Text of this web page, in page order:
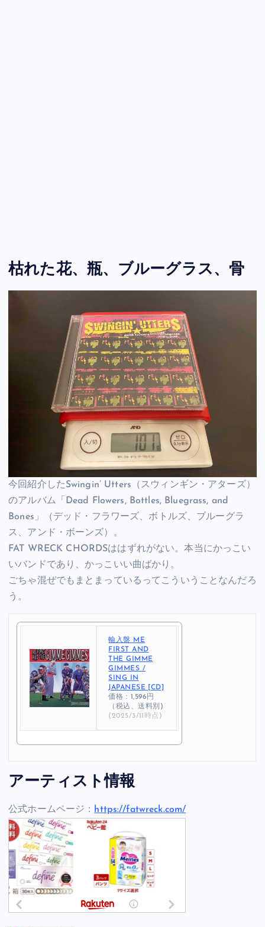
枯れた花、瓶、ブルーグラス、骨
今回紹介したSwingin’ Utters（スウィンギン・アターズ）
のアルバム「Dead Flowers, Bottles, Bluegrass, and
Bones」（デッド・フラワーズ、ボトルズ、ブルーグラ
ス、アンド・ボーンズ）。
FAT WRECK CHORDSははずれがない。本当にかっこい
いバンドであり、かっこいい曲ばかり。
ごちゃ混ぜでもまとまっているってこういうことなんだろ
う。
輸入盤 ME
FIRST AND
THE GIMME
GIMMES /
SING IN
JAPANESE [CD]
価格：1,596円
（税込、送料別)
(2025/3/11時点)
アーティスト情報
公式ホームページ： https://fatwreck.com/